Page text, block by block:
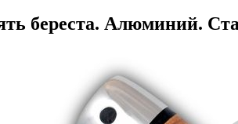
береста. Алюминий.